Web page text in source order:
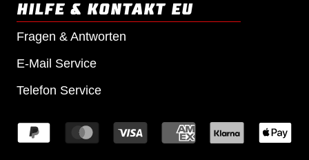
HILFE & KONTAKT EU
Fragen & Antworten
E-Mail Service
Telefon Service